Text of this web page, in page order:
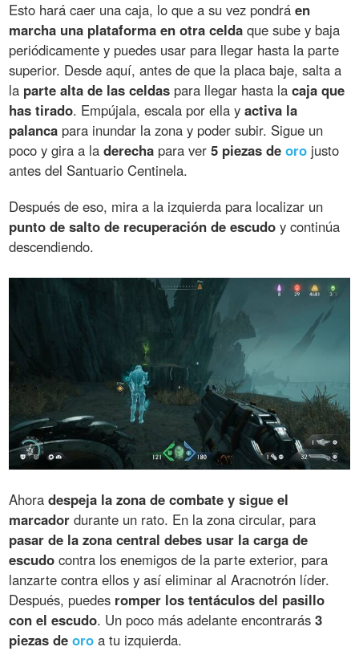
Esto hará caer una caja, lo que a su vez pondráen
marcha una plataforma en otra celda que sube y baja
periódicamente y puedes usar para llegar hasta la parte
superior. Desde aquí, antes de que la placa baje, salta a
la parte alta de las celdas para llegar hasta lacaja que
has tirado. Empújala, escala por ella yactiva la
palanca para inundar la zona y poder subir. Sigue un
poco y gira a laderecha para ver5 piezas deoro justo
antes del Santuario Centinela.
Después de eso, mira a la izquierda para localizar un
punto de salto de recuperación de escudo y continúa
descendiendo.
Ahoradespeja la zona de combate y sigue el
marcador durante un rato. En la zona circular, para
pasar de la zona central debes usar la carga de
escudo contra los enemigos de la parte exterior, para
lanzarte contra ellos y así eliminar al Aracnotrón líder.
Después, puedes romper los tentáculos del pasillo
con el escudo. Un poco más adelante encontrarás3
piezas deoro a tu izquierda.